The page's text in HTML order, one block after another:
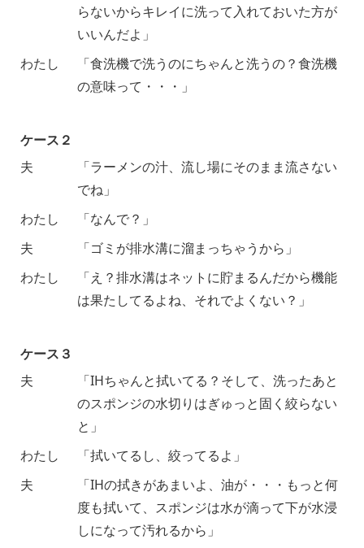
らないからキレイに洗って入れておいた方が
いいんだよ」
わたし
「食洗機で洗うのにちゃんと洗うの？食洗機
の意味って・・・」
ケース２
夫
「ラーメンの汁、流し場にそのまま流さない
でね」
わたし
「なんで？」
夫
「ゴミが排水溝に溜まっちゃうから」
わたし
「え？排水溝はネットに貯まるんだから機能
は果たしてるよね、それでよくない？」
ケース３
夫
「IHちゃんと拭いてる？そして、洗ったあと
のスポンジの水切りはぎゅっと固く絞らない
と」
わたし
「拭いてるし、絞ってるよ」
夫
「IHの拭きがあまいよ、油が・・・もっと何
度も拭いて、スポンジは水が滴って下が水浸
しになって汚れるから」